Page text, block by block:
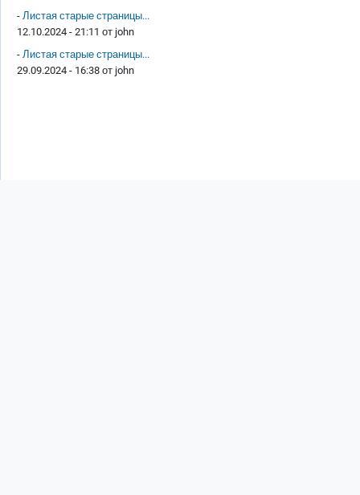
- Листая старые страницы...
12.10.2024 - 21:11 от john
- Листая старые страницы...
29.09.2024 - 16:38 от john